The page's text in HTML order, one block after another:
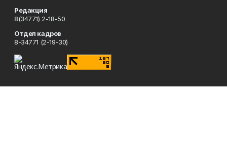
Редакция
8(34771) 2-18-50
Отдел кадров
8-34771 (2-19-30)